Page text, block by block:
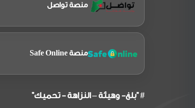
منصة تواصل
منصة Safe Online
# "بلغ- وهيئة – النزاهة - تحميك"